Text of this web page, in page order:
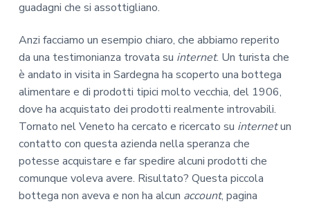
guadagni che si assottigliano.
Anzi facciamo un esempio chiaro, che abbiamo reperito
da una testimonianza trovata su internet. Un turista che
è andato in visita in Sardegna ha scoperto una bottega
alimentare e di prodotti tipici molto vecchia, del 1906,
dove ha acquistato dei prodotti realmente introvabili.
Tornato nel Veneto ha cercato e ricercato su internetun
contatto con questa azienda nella speranza che
potesse acquistare e far spedire alcuni prodotti che
comunque voleva avere. Risultato? Questa piccola
bottega non aveva e non ha alcun account, pagina